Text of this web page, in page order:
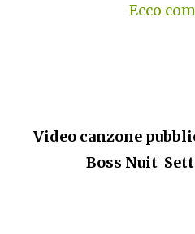
Ecco
Video canzone
Boss Nuit